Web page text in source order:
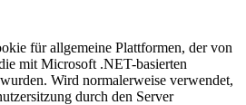
für allgemeine Plattformen, der von
mit Microsoft .NET-basierten
Wird normalerweise verwendet,
durch den Server